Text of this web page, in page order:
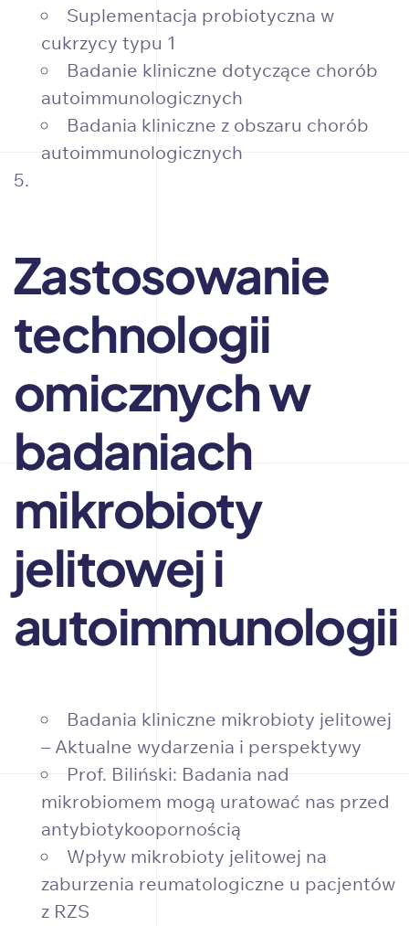
Suplementacja probiotyczna w
cukrzycy typu 1
Badanie kliniczne dotyczące chorób
autoimmunologicznych
Badania kliniczne z obszaru chorób
autoimmunologicznych
Zastosowanie
technologii
omicznych w
badaniach
mikrobioty
jelitowej i
autoimmunologii
Badania kliniczne mikrobioty jelitowej
– Aktualne wydarzenia i perspektywy
Prof. Biliński: Badania nad
mikrobiomem mogą uratować nas przed
antybiotykoopornością
Wpływ mikrobioty jelitowej na
zaburzenia reumatologiczne u pacjentów
z RZS